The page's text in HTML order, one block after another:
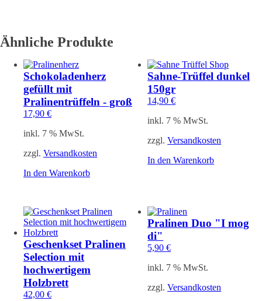
Ähnliche Produkte
Schokoladenherz
gefüllt mit
Pralinentrüffeln - groß
17,90 €
inkl. 7 % MwSt.
zzgl. Versandkosten
In den Warenkorb
Sahne-Trüffel dunkel
150gr
14,90€
inkl. 7 % MwSt.
zzgl.Versandkosten
In den Warenkorb
Geschenkset Pralinen
Selection mit
hochwertigem
Holzbrett
42,00 €
Pralinen Duo "I mog
di"
5,90€
inkl. 7 % MwSt.
zzgl.Versandkosten